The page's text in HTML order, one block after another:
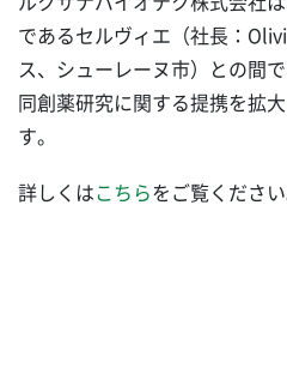
であるセルヴィエ（社長：
ス、シューレーヌ市）との間
同創薬研究に関する提携を拡
す。
詳しくはこちらをご覧ください